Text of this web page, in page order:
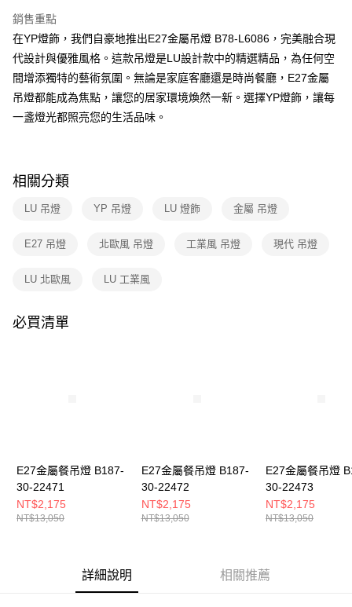
Google Pay
全盈+PAY
AFTEE先享後付
相關說明
【關於「AFTEE先享後付」】
２．便利：只要手機號碼，簡訊認證，即可結帳。
３．安心：先確認商品／服務後，再付款。
【「AFTEE先享後付」結帳流程】
結帳頁面，進行簡訊認證並確認金額後，即可完成結帳。
３．收到繳費通知簡訊後14天內，點擊此簡訊中的連結，可透過四大超商／
ATM／網路銀行／等多元方式進行付款，方視為交易完成。
購買商品的店家。未經商家同意取消之訂單仍視為有效，需透過AFTEE先享
後付繳納相關費用。
https://aftee.tw/terms/#terms3
３．未成年的使用者請事先徵得法定代理人或監護人之同意方可使用
「AFTEE先享後付」，若未經同意申辦者引起之損失，本公司不負相關責
任。
４．使用「AFTEE先享後付」時，將依據個別帳號之用戶狀況，依本公司即
５．嚴禁一人註冊多個帳號或使用他人資訊註冊。若發現惡意使用之情形，
恩沛科技股份有限公司將有權停止該用戶之使用額度並採取法律行動。
每筆NT$180，滿NT$5,000(含以上)免運費
銷售重點
在YP燈飾，我們自豪地推出E27金屬吊燈 B78-L6086，完美融合現
代設計與優雅風格。這款吊燈是LU設計款中的精選精品，為任何空
間增添獨特的藝術氛圍。無論是家庭客廳還是時尚餐廳，E27金屬
吊燈都能成為焦點，讓您的居家環境煥然一新。選擇YP燈飾，讓每
一盞燈光都照亮您的生活品味。
相關分類
LU 吊燈 YP 吊燈 LU 燈飾 金屬 吊燈
E27 吊燈 北歐風 吊燈 工業風 吊燈 現代 吊燈
LU 北歐風 LU 工業風
必買清單
E27金屬餐吊燈 B187-
30-22471
NT$2,175
NT$13,050
E27金屬餐吊燈 B187-
30-22472
NT$2,175
NT$13,050
E27金屬餐吊燈
30-22473
NT$2,175
NT$13,050
詳細說明 相關推薦